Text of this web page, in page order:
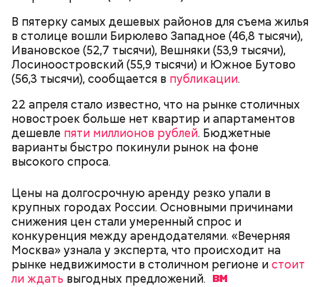
В пятерку самых дешевых районов для съема жилья
в столице вошли Бирюлево Западное (46,8 тысячи),
Ивановское (52,7 тысячи), Вешняки (53,9 тысячи),
Лосиноостровский (55,9 тысячи) и Южное Бутово
(56,3 тысячи), сообщается в публикации.
22 апреля стало известно, что на рынке столичных
новостроек больше нет квартир и апартаментов
дешевле пяти миллионов рублей. Бюджетные
варианты быстро покинули рынок на фоне
высокого спроса.
Цены на долгосрочную аренду резко упали в
крупных городах России. Основными причинами
снижения цен стали умеренный спрос и
конкуренция между арендодателями. «Вечерняя
Москва» узнала у эксперта, что происходит на
рынке недвижимости в столичном регионе истоит
ли ждать выгодных предложений.
Мастерские и лаборатории колледжей, которые
В Московском государственном колледже
электромеханики и информационных технологий
обучают по профессии «Мастер вертикального
транспорта». Здесь есть мастерская, где учат
будущих электромехаников по лифтам.
Модернизировали также лабораторию
композитных материалов в Политехническом
колледже имени Н. Н. Годовикова. Там студенты
изготавливают детали из стеклоткани и
углеволокна, проверяют их качество на новых
дефектоскопах и работают на лазерном и
гибочном станках с ЧПУ. Здесь же появился
учебный комплекс с технологией дополненной
реальности, который помогает студентам изучать
устройство авиационных двигателей.
Все участники экскурсии отметили масштабы
пространства кинопарка и возможность
перемещаться из одной эпохи в другую.